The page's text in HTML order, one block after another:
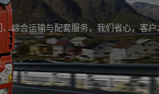
综合运输与配套服务，我们省心，客